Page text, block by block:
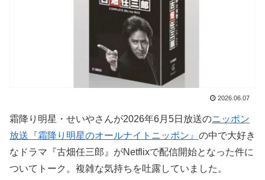
2026.06.07
霜降り明星・せいやさんが2026年6月5日放送のニッポン
放送『霜降り明星のオールナイトニッポン』 の中で大好き
なドラマ『古畑任三郎』がNetflixで配信開始となった件に
ついてトーク。複雑な気持ちを吐露していました。